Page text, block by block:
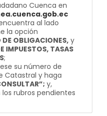
Cuenca en
al lado
la opción
OBLIGACIONES,y
IMPUESTOS, TASAS
;
su número de
Catastral y haga
y,
rubros pendientes